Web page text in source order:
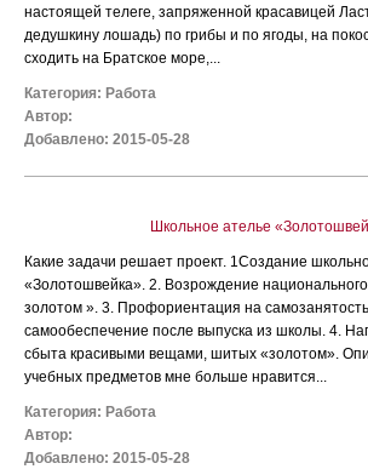
настоящей телеге, запряженной красавицей
дедушкину лошадь) по грибы и по ягоды, на
сходить на Братское море,...
Категория: Работа
Автор:
Добавлено: 2015-05-28
Школьное ателье
Какие задачи решает проект. 1Создание
«Золотошвейка». 2. Возрождение
золотом ». 3. Профориентация на
самообеспечение после выпуска из школы. 4.
сбыта красивыми вещами, шитых «золотом».
учебных предметов мне больше нравится...
Категория: Работа
Автор:
Добавлено: 2015-05-28